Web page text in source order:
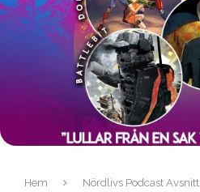
Hem Nördlivs Podcast Avsnitt